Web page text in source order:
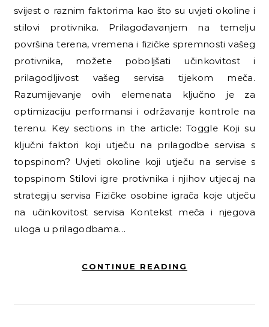
svijest o raznim faktorima kao što su uvjeti okoline i
stilovi protivnika. Prilagođavanjem na temelju
površina terena, vremena i fizičke spremnosti vašeg
protivnika, možete poboljšati učinkovitost i
prilagodljivost vašeg servisa tijekom meča.
Razumijevanje ovih elemenata ključno je za
optimizaciju performansi i održavanje kontrole na
terenu. Key sections in the article: Toggle Koji su
ključni faktori koji utječu na prilagodbe servisa s
topspinom? Uvjeti okoline koji utječu na servise s
topspinom Stilovi igre protivnika i njihov utjecaj na
strategiju servisa Fizičke osobine igrača koje utječu
na učinkovitost servisa Kontekst meča i njegova
uloga u prilagodbama…
CONTINUE READING